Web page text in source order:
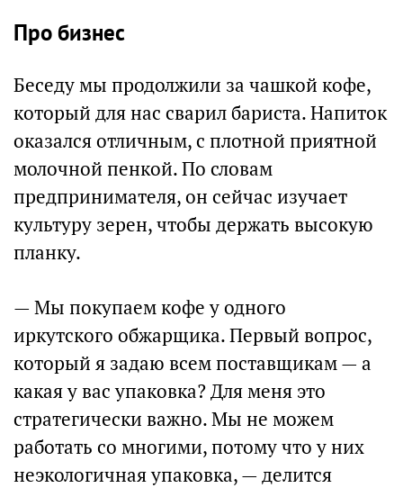
Про бизнес
Беседу мы продолжили за чашкой кофе,
который для нас сварил бариста. Напиток
оказался отличным, с плотной приятной
молочной пенкой. По словам
предпринимателя, он сейчас изучает
культуру зерен, чтобы держать высокую
планку.
— Мы покупаем кофе у одного
иркутского обжарщика. Первый вопрос,
который я задаю всем поставщикам — а
какая у вас упаковка? Для меня это
стратегически важно. Мы не можем
работать со многими, потому что у них
неэкологичная упаковка, — делится